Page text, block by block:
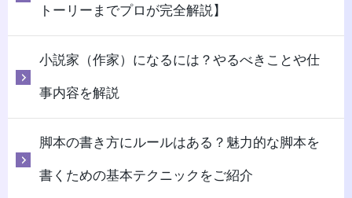
トーリーまでプロが完全解説】
小説家（作家）になるには？やるべきことや仕
事内容を解説
脚本の書き方にルールはある？魅力的な脚本を
書くための基本テクニックをご紹介